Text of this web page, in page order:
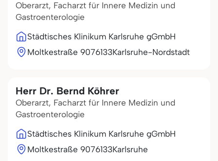
Oberarzt, Facharzt für Innere Medizin und
Gastroenterologie
Städtisches Klinikum Karlsruhe gGmbH
Moltkestraße 9076133Karlsruhe-Nordstadt
Herr Dr. Bernd Köhrer
Oberarzt, Facharzt für Innere Medizin und
Gastroenterologie
Städtisches Klinikum Karlsruhe gGmbH
Moltkestraße 9076133Karlsruhe